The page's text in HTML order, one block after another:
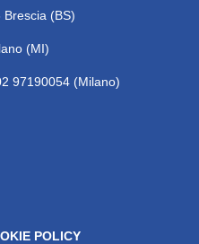
(BS)
(MI)
97190054 (Milano)
POLICY